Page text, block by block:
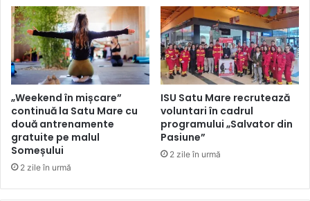
„Weekend în mișcare”
continuă la Satu Mare cu
două antrenamente
gratuite pe malul
Someșului
2 zile în urmă
ISU Satu Mare recrutează
voluntari în cadrul
programului „Salvator din
Pasiune”
2 zile în urmă